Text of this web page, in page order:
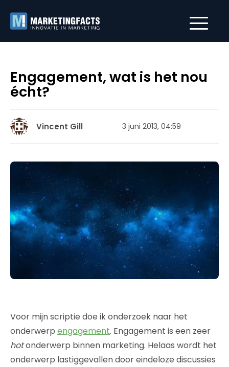
Engagement, wat is het nou
écht?
Vincent Gill 3 juni 2013, 04:59
Voor mijn scriptie doe ik onderzoek naar het
onderwerp engagement. Engagement is een zeer
hotonderwerp binnen marketing. Helaas wordt het
onderwerp lastiggevallen door eindeloze discussies